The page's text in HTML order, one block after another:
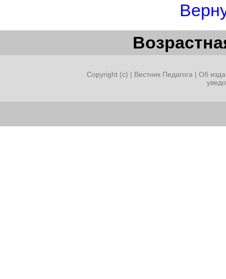
Copyright (c) | Вестник Педагога | Об